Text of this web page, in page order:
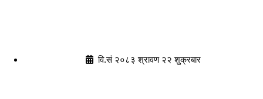
वि.सं २०८३ श्रावण २२ शुक्रबार